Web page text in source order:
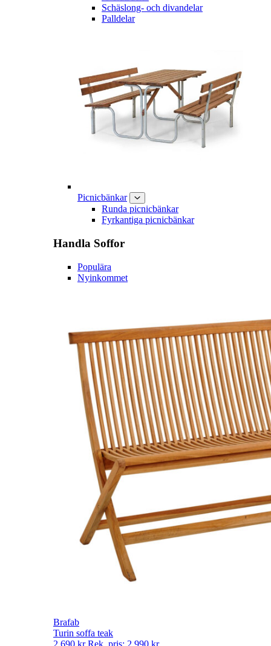
Schäslong- och divandelar
Palldelar
Picnicbänkar
Runda picnicbänkar
Fyrkantiga picnicbänkar
Handla Soffor
Populära
Nyinkommet
Brafab
Turin soffa teak
2 690 kr Rek. pris: 2 990 kr